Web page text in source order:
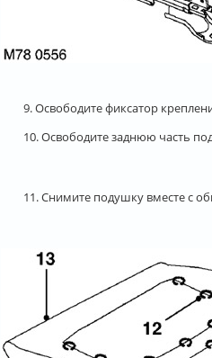
9. Освободите фиксатор
10. Освободите заднюю часть
11. Снимите подушку вместе с